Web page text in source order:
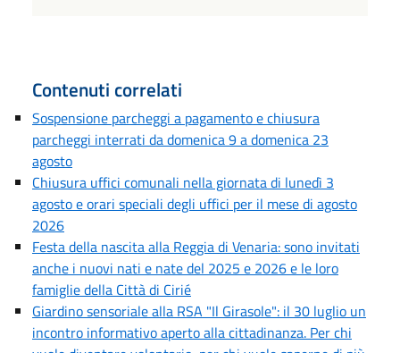
Contenuti correlati
Sospensione parcheggi a pagamento e chiusura
parcheggi interrati da domenica 9 a domenica 23
agosto
Chiusura uffici comunali nella giornata di lunedì 3
agosto e orari speciali degli uffici per il mese di agosto
2026
Festa della nascita alla Reggia di Venaria: sono invitati
anche i nuovi nati e nate del 2025 e 2026 e le loro
famiglie della Città di Cirié
Giardino sensoriale alla RSA "Il Girasole": il 30 luglio un
incontro informativo aperto alla cittadinanza. Per chi